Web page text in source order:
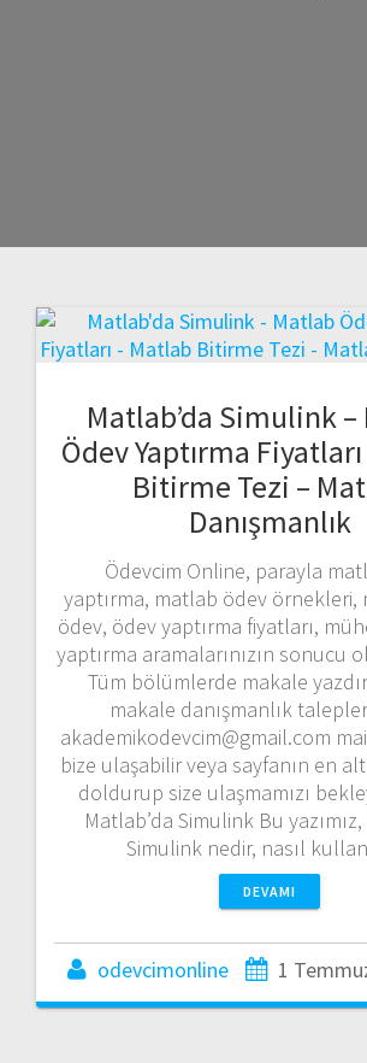
Matlab’da Simulink
Ödev Yaptırma
Bitirme Tezi –
Danışmanlık
Ödevcim Online, parayla
yaptırma, matlab ödev örnekleri,
ödev, ödev yaptırma fiyatları,
yaptırma aramalarınızın sonucu
Tüm bölümlerde makale
makale danışmanlık
akademikodevcim@gmail.com
bize ulaşabilir veya sayfanın en
doldurup size ulaşmamızı
Matlab’da Simulink Bu
Simulink nedir, nasıl
DEVAMI
odevcimonline 1